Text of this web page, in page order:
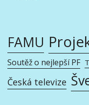
FAMU
Soutěž o nejlepší PF
Česká televize